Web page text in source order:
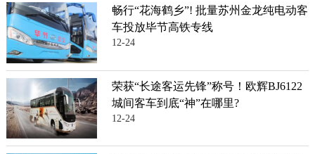
畅行“花海鹤乡”! 批量苏州金龙纯电动客
车投放毕节高铁专线
12-24
荣获“长途客运先锋”称号！欧辉BJ6122
城间客车到底“神”在哪里?
12-24